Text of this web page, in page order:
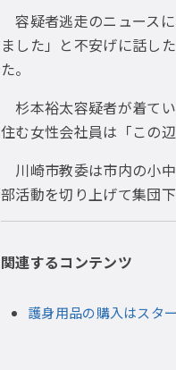
容疑者逃走のニュース
ました」と不安げに話し
た。
杉本裕太容疑者が着て
住む女性会社員は「この
川崎市教委は市内の小
部活動を切り上げて集団
関連するコンテンツ
護身用品の購入はスタ